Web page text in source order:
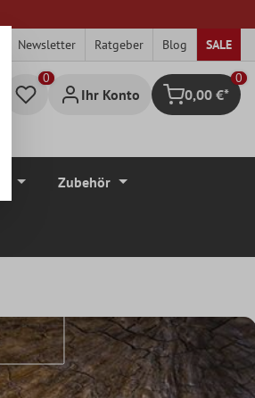
Newsletter Ratgeber Blog SALE
Ihr Konto Warenkorb
0
0,00 €*
Zubehör